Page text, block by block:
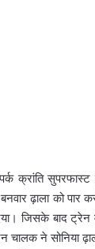
क्रांति
ढ़ाला को
जिसके बाद
ने सोनिया